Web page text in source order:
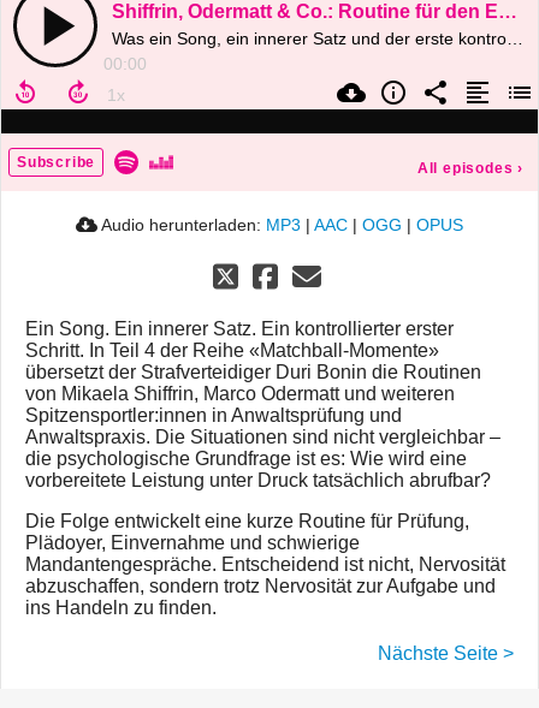
Shiffrin, Odermatt & Co.: Routine für den Ernstfall | Matchball-Momente 4
00:00
Subscribe All episodes ›
Audio herunterladen: MP3 | AAC | OGG | OPUS
Ein Song. Ein innerer Satz. Ein kontrollierter erster
Schritt. In Teil 4 der Reihe «Matchball-Momente»
übersetzt der Strafverteidiger Duri Bonin die Routinen
von Mikaela Shiffrin, Marco Odermatt und weiteren
Spitzensportler:innen in Anwaltsprüfung und
Anwaltspraxis. Die Situationen sind nicht vergleichbar –
die psychologische Grundfrage ist es: Wie wird eine
vorbereitete Leistung unter Druck tatsächlich abrufbar?
Die Folge entwickelt eine kurze Routine für Prüfung,
Plädoyer, Einvernahme und schwierige
Mandantengespräche. Entscheidend ist nicht, Nervosität
abzuschaffen, sondern trotz Nervosität zur Aufgabe und
ins Handeln zu finden.
Nächste Seite >